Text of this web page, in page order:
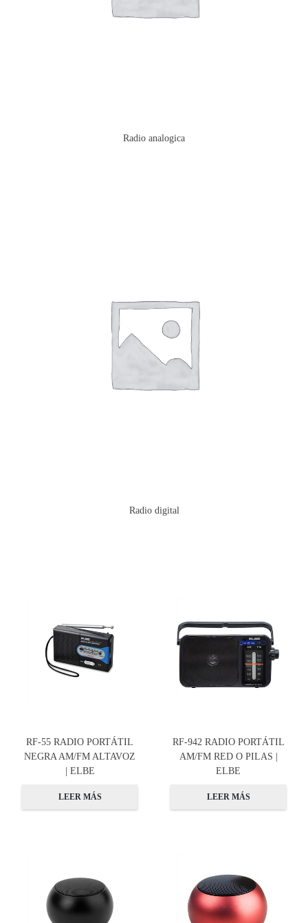
Radio analogica
Radio digital
RF-55 RADIO PORTÁTIL
NEGRA AM/FM ALTAVOZ
| ELBE
LEER MÁS
RF-942 RADIO PORTÁTIL
AM/FM RED O PILAS |
ELBE
LEER MÁS